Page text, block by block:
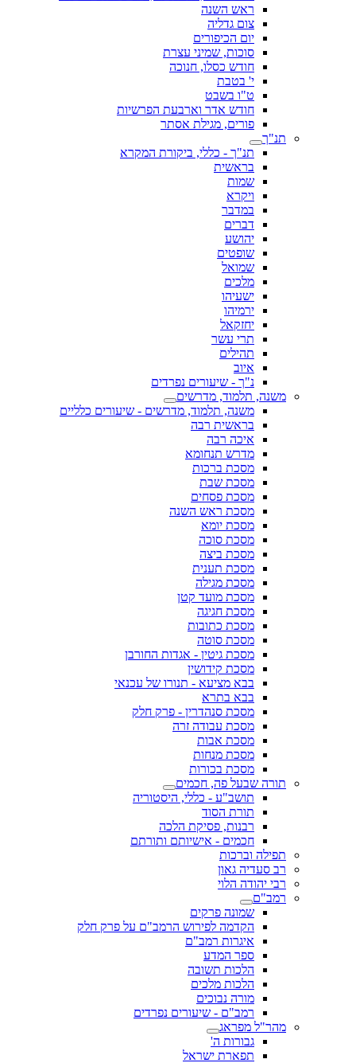
ראש השנה
צום גדליה
יום הכיפורים
סוכות, שמיני עצרת
חודש כסלו, חנוכה
י' בטבת
ט"ו בשבט
חודש אדר וארבעת הפרשיות
פורים, מגילת אסתר
תנ"ך
תנ"ך - כללי, ביקורת המקרא
בראשית
שמות
ויקרא
במדבר
דברים
יהושע
שופטים
שמואל
מלכים
ישעיהו
ירמיהו
יחזקאל
תרי עשר
תהילים
איוב
נ"ך - שיעורים נפרדים
משנה, תלמוד, מדרשים
משנה, תלמוד, מדרשים - שיעורים כלליים
בראשית רבה
איכה רבה
מדרש תנחומא
מסכת ברכות
מסכת שבת
מסכת פסחים
מסכת ראש השנה
מסכת יומא
מסכת סוכה
מסכת ביצה
מסכת תענית
מסכת מגילה
מסכת מועד קטן
מסכת חגיגה
מסכת כתובות
מסכת סוטה
מסכת גיטין - אגדות החורבן
מסכת קידושין
בבא מציעא - תנורו של עכנאי
בבא בתרא
מסכת סנהדרין - פרק חלק
מסכת עבודה זרה
מסכת אבות
מסכת מנחות
מסכת בכורות
תורה שבעל פה, חכמים
תושב"ע - כללי, היסטוריה
תורת הסוד
רבנות, פסיקת הלכה
חכמים - אישיותם ותורתם
תפילה וברכות
רב סעדיה גאון
רבי יהודה הלוי
רמב"ם
שמונה פרקים
הקדמה לפירוש הרמב"ם על פרק חלק
איגרות רמב"ם
ספר המדע
הלכות תשובה
הלכות מלכים
מורה נבוכים
רמב"ם - שיעורים נפרדים
מהר"ל מפראג
גבורות ה'
תפארת ישראל